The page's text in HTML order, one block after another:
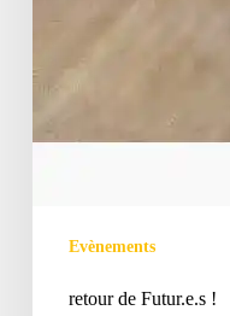
Evènements
retour de Futur.e.s !